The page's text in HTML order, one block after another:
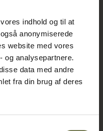
indhold og til at
anonymiserede
website med vores
og analysepartnere.
data med andre
fra din brug af deres